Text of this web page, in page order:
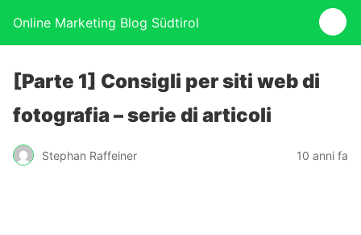
Online Marketing Blog Südtirol
[Parte 1] Consigli per siti web di
fotografia – serie di articoli
Stephan Raffeiner 10 anni fa